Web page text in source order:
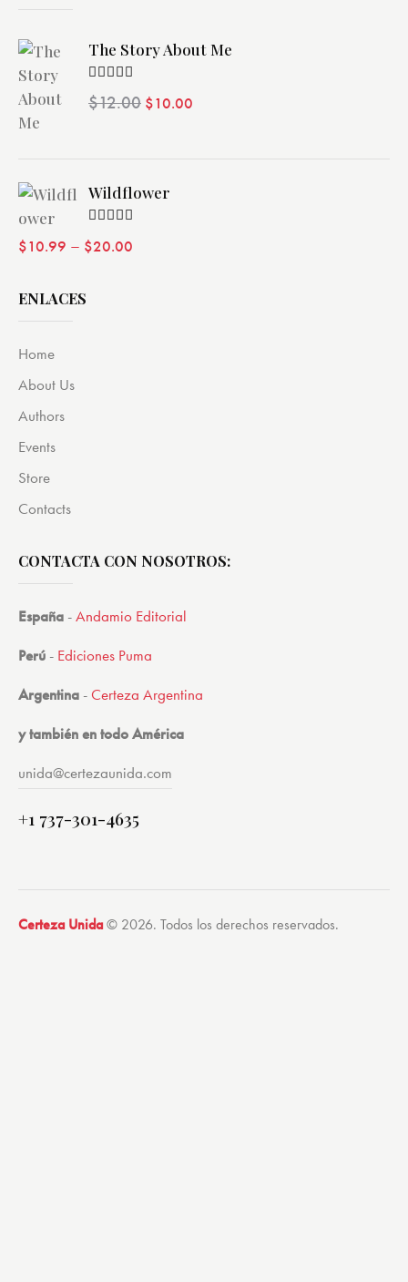
The Story About Me
Valorado
con4.00
$12.00 $10.00
Wildflower
con4.00
$10.99 – $20.00
ENLACES
Home
About Us
Authors
Events
Store
Contacts
CONTACTA CON NOSOTROS:
España -Andamio Editorial
Perú - Ediciones Puma
Argentina -Certeza Argentina
y también en todo América
unida@certezaunida.com
+1 737-301-4635
Certeza Unida© 2026. Todos los derechos reservados.